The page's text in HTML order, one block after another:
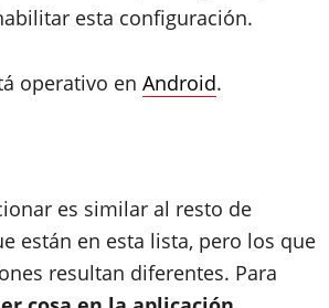
esta configuración.
operativo en Android.
es similar al resto de
están en esta lista, pero los que
resultan diferentes. Para